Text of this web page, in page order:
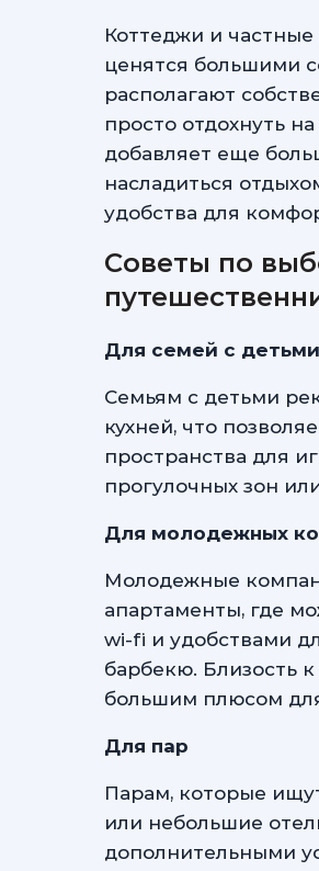
Коттеджи и
ценятся большими
располагают
просто отдохнуть
добавляет еще
насладиться
удобства для
Советы по
Для семей с детьми
Семьям с детьми
кухней, что
пространства для
прогулочных зон
Для молодежных
Молодежные
апартаменты, где
wi-fi и удобствами
барбекю. Близость
большим плюсом
Для пар
Парам, которые
или небольшие
дополнительными